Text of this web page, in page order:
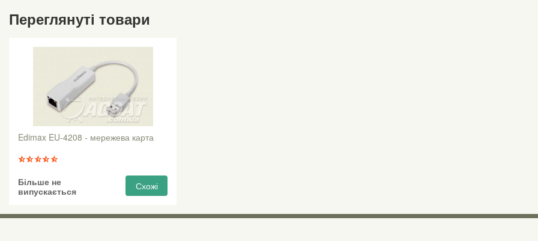
Переглянуті товари
Edimax EU-4208 - мережева карта
Більше не
випускається
Схожі